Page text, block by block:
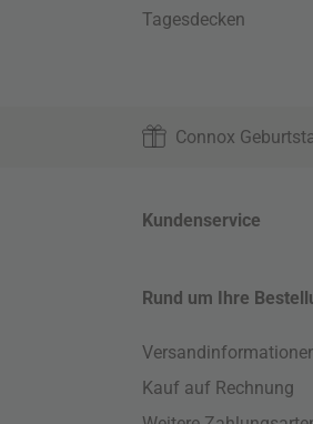
Tagesdecken
Connox
Kundenservice
Rund um Ihre
Kauf auf Rechnung